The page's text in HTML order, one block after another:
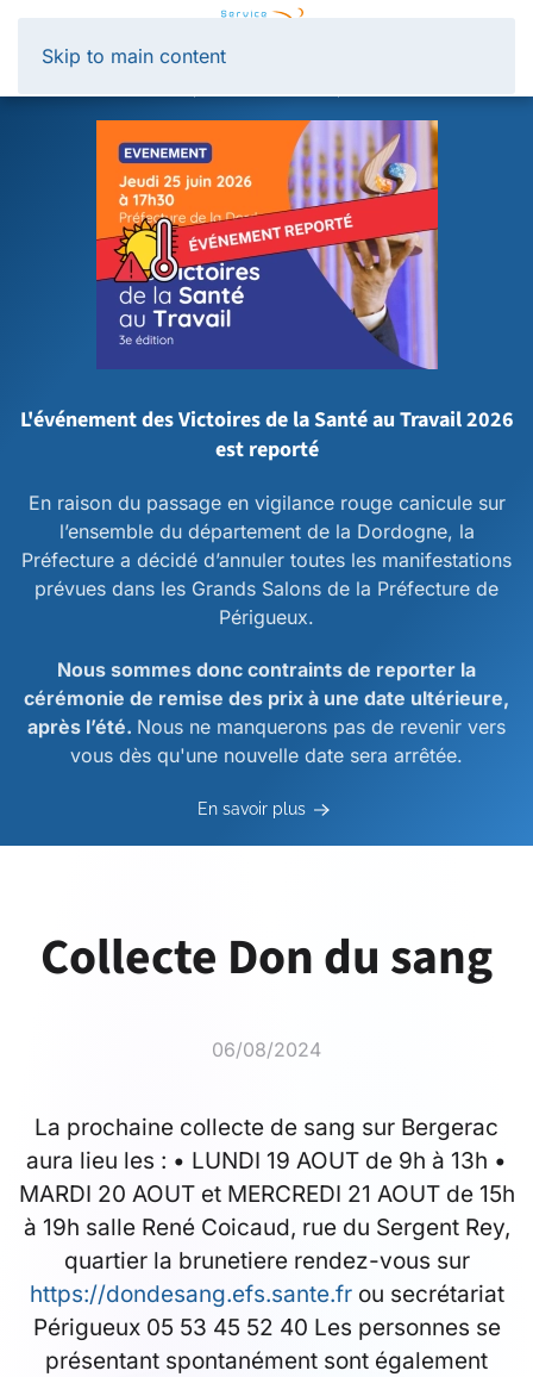
Skip to main content
L'événement des Victoires de la Santé au Travail 2026
est reporté
En raison du passage en vigilance rouge canicule sur
l’ensemble du département de la Dordogne, la
Préfecture a décidé d’annuler toutes les manifestations
prévues dans les Grands Salons de la Préfecture de
Périgueux.
Nous sommes donc contraints de reporter la
cérémonie de remise des prix à une date ultérieure,
après l’été. Nous ne manquerons pas de revenir vers
vous dès qu'une nouvelle date sera arrêtée.
En savoir plus
Collecte Don du sang
06/08/2024
La prochaine collecte de sang sur Bergerac
aura lieu les : • LUNDI 19 AOUT de 9h à 13h •
MARDI 20 AOUT et MERCREDI 21 AOUT de 15h
à 19h salle René Coicaud, rue du Sergent Rey,
quartier la brunetiere rendez-vous sur
https://dondesang.efs.sante.frou secrétariat
Périgueux 05 53 45 52 40 Les personnes se
présentant spontanément sont également
Panneau de gestion des cookies